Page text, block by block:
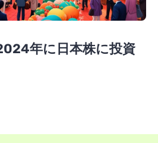
年に日本株に投資